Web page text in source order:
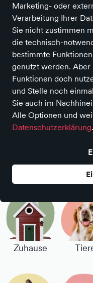
Marketing- oder
Verarbeitung Ihrer
Sie nicht zustimmen
die technisch-
bestimmte
genutzt werden. Aber
Funktionen doch
und Stelle noch
Sie auch im
Alle Optionen und
Datenschutzerklärung.
Fit
Entdecke
Mode
Zuhause